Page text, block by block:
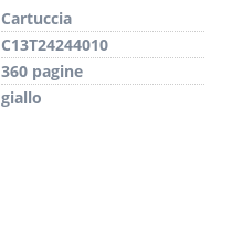
Cartuccia
C13T24244010
360 pagine
giallo